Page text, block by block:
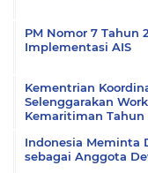
PM Nomor 7 Tahun
Implementasi AIS
Kementrian
Selenggarakan
Kemaritiman Tahun
Indonesia Meminta
sebagai Anggota